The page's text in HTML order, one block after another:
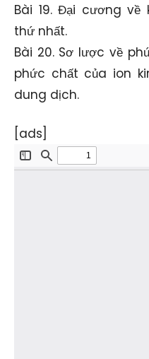
Bài 19. Đại cương
thứ nhất.
Bài 20. Sơ lược về
phức chất của ion
dung dịch.
[ads]